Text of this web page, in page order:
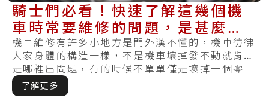
騎士們必看！快速了解這幾個機
車時常要維修的問題，是甚麼引
發的？
機車維修有許多小地方是門外漢不懂的，機車彷彿
大家身體的構造一樣，不是機車壞掉發不動就肯定
是哪裡出問題，有的時候不單單僅是壞掉一個零
件，反.....
了解更多